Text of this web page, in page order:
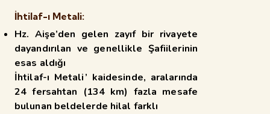
İhtilaf-ı Metali:
Hz. Aişe’den gelen zayıf bir rivayete
dayandırılan ve genellikle Şafiilerinin
esas aldığı
İhtilaf-ı Metali’ kaidesinde, aralarında
24 fersahtan (134 km) fazla mesafe
bulunan beldelerde hilal farklı